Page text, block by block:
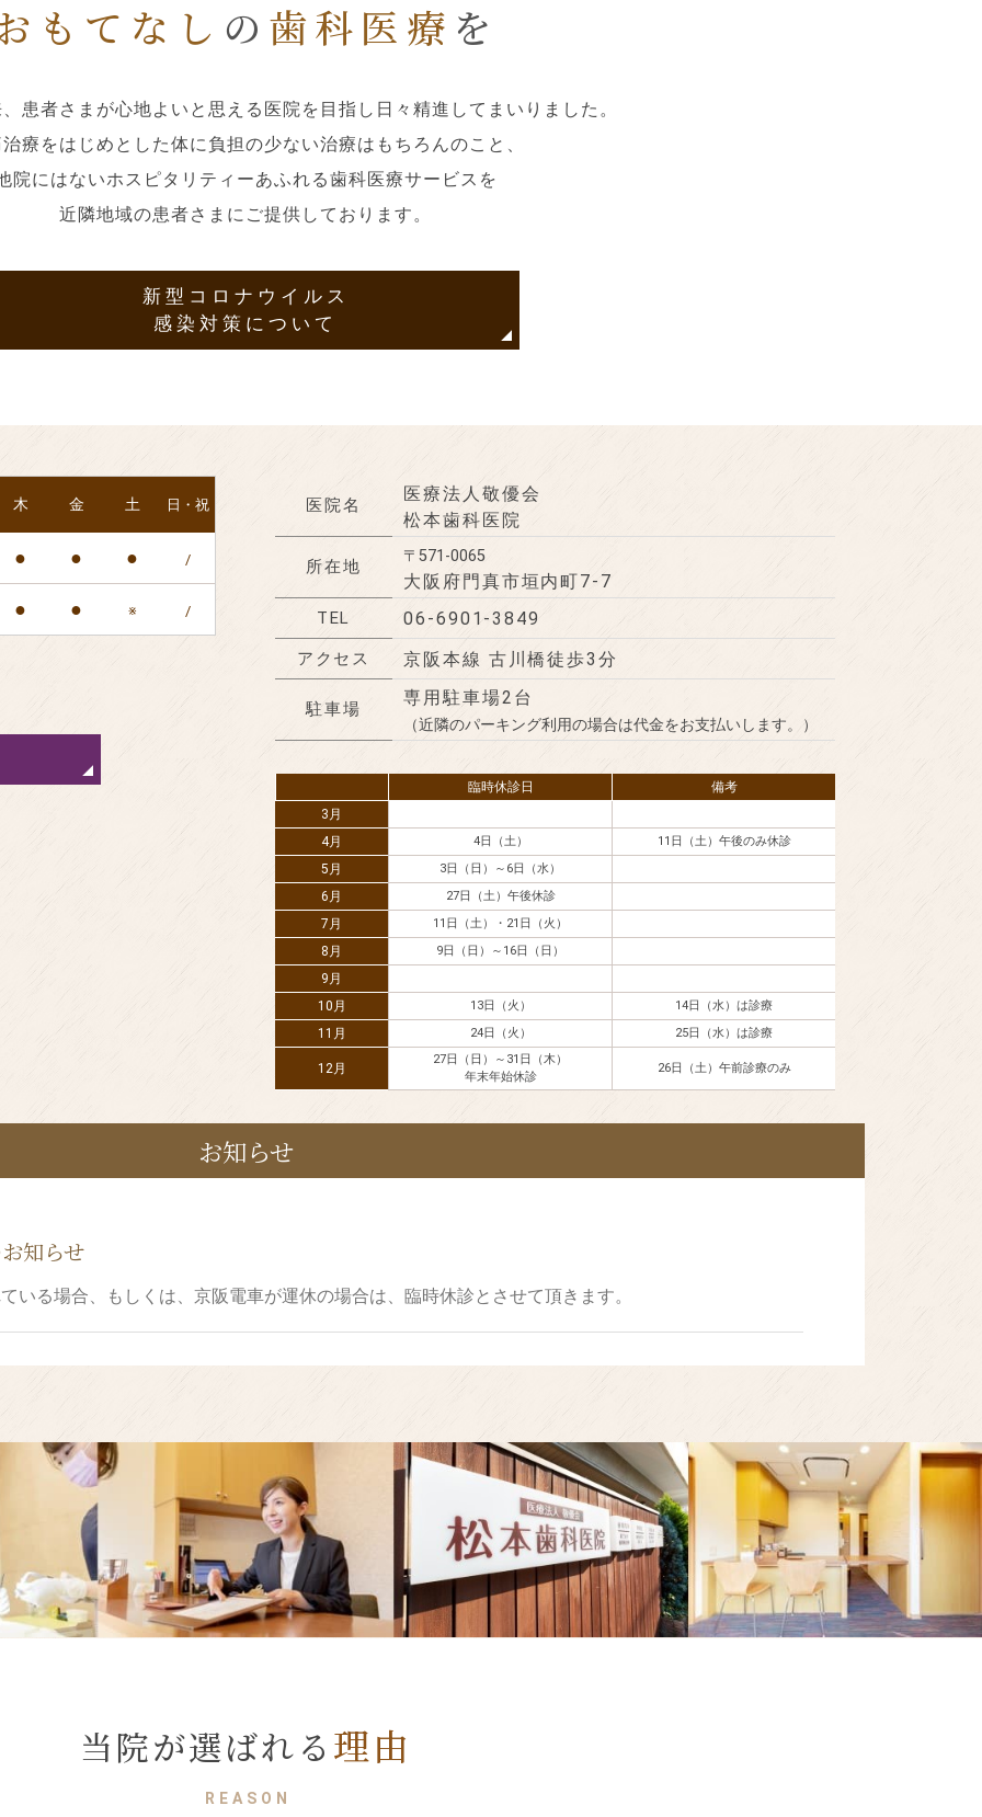
もてなし の 歯科医療 を
患者さまが心地よいと思える医院を目指し日々精進してまいりました。
療をはじめとした体に負担の少ない治療はもちろんのこと、
院にはないホスピタリティーあふれる歯科医療サービスを
近隣地域の患者さまにご提供しております。
新型コロナウイルス
感染対策について
木 金 土 日・祝
● ● ● /
● ● ※ /
医院名
医療法人敬優会
松本歯科医院
所在地
〒571-0065
大阪府門真市垣内町7-7
TEL 06-6901-3849
アクセス 京阪本線 古川橋徒歩3分
駐車場
専用駐車場2台
（近隣のパーキング利用の場合は代金をお支払いします。）
臨時休診日
備考
3月
4月
4日（土） 11日（土）午後のみ休診
5月 3日（日）～6日（水）
6月 27日（土）午後休診
7月 11日（土）・21日（火）
8月 9日（日）～16日（日）
9月
10月
13日（火） 14日（水）は診療
11月 24日（火） 25日（水）は診療
12月
27日（日）～31日（木）
年末年始休診
26日（土）午前診療のみ
お知らせ
知らせ
いる場合、もしくは、京阪電車が運休の場合は、臨時休診とさせて頂きます。
当院が選ばれる 理由
REASON